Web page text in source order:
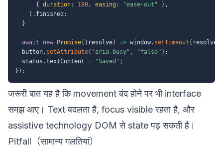
{
duration : 180, easing : "ease-out" } ,
) . finished ;
}
await new Promise( ( resolve) => window. setTimeout ( resolve
  button
. setAttribute( "aria-busy" , "false" ) ;
  status
.textContent = "Saved" ;
} ) ;
जरूरी बात यह है कि movement बंद होने पर भी interface
समझ आए। Text बदलता है, focus visible रहता है, और
assistive technology DOM से state पढ़ सकती है।
Pitfall（सामान्य गलतियां）